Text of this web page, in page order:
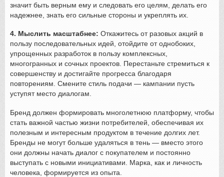
значит быть верным ему и следовать его целям, делать его
надежнее, знать его сильные стороны и укреплять их.
4. Мыслить масштабнее: Откажитесь от разовых акций в
пользу последовательных идей, отойдите от однобоких,
упрощенных разработок в пользу комплексных,
многогранных и сочных проектов. Перестаньте стремиться к
совершенству и достигайте прогресса благодаря
повторениям. Смените стиль подачи — кампании пусть
уступят место диалогам.
Бренд должен формировать многолетнюю платформу, чтобы
стать важной частью жизни потребителей, обеспечивая их
полезным и интересным продуктом в течение долгих лет.
Бренды не могут больше удаляться в тень — вместо этого
они должны начать диалог с покупателем и постоянно
выступать с новыми инициативами. Марка, как и личность
человека, формируется из опыта.